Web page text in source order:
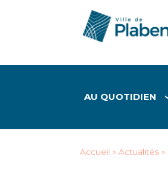
AU QUOTIDIEN
Accueil » Actualités »